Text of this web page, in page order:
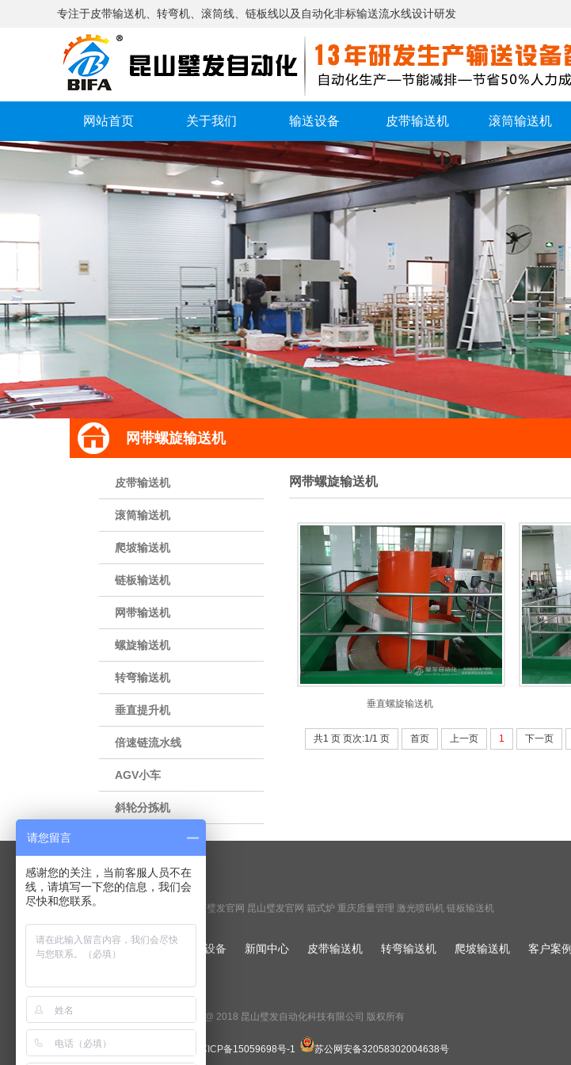
专注于皮带输送机、转弯机、滚筒线、链板线以及自动化非标输送流水线设计研发
网站首页 关于我们 输送设备 皮带输送机 滚筒输送机
网带螺旋输送机
皮带输送机
滚筒输送机
爬坡输送机
链板输送机
网带输送机
螺旋输送机
转弯输送机
垂直提升机
倍速链流水线
AGV小车
斜轮分拣机
网带螺旋输送机
垂直螺旋输送机
共1 页 页次:1/1 页 首页 上一页 1 下一页
友情链接 links
徐州输送机 江苏璧发官网 昆山璧发官网 箱式炉 重庆质量管理 激光喷码机 链板输送机
网站首页 关于我们 输送设备 新闻中心 皮带输送机 转弯输送机 爬坡输送机 客户案例
Copyright @ 2018 昆山璧发自动化科技有限公司 版权所有
苏ICP备15059698号-1 苏公网安备32058302004638号
请您留言
感谢您的关注，当前客服人员不在
线，请填写一下您的信息，我们会
尽快和您联系。